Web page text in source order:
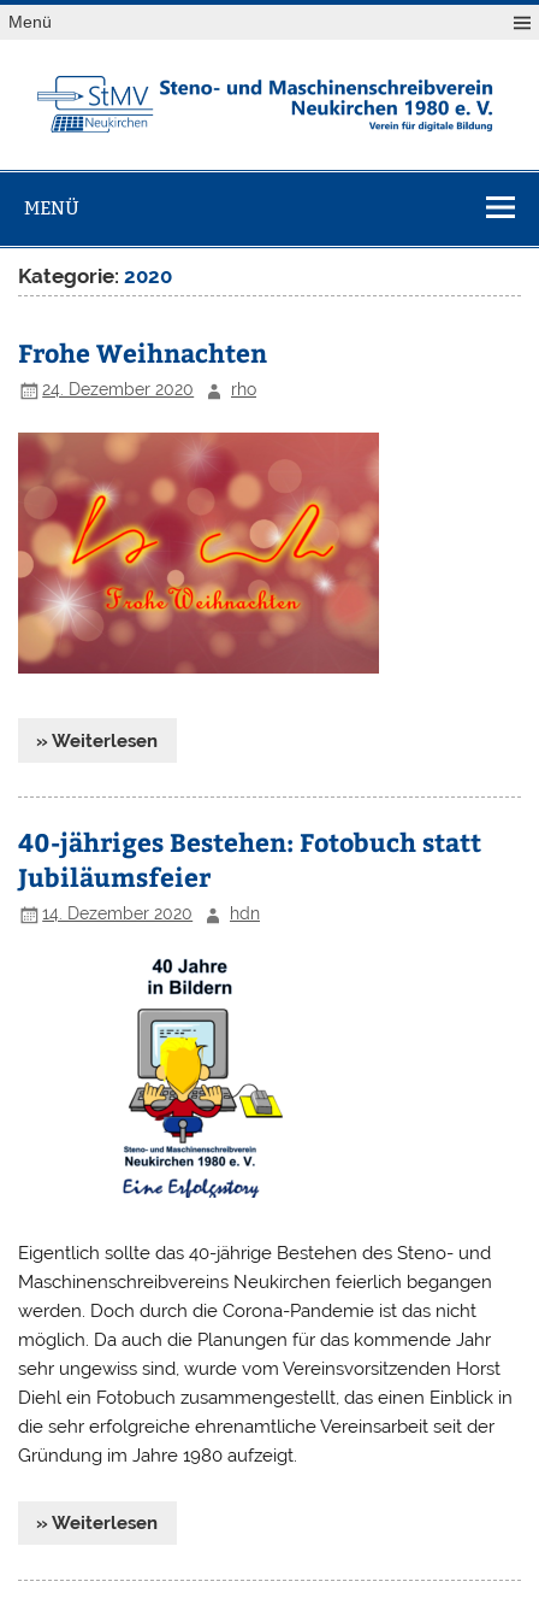
Skip
toMenü
Neukirchen
1980 e. V.
MENÜ
Kategorie:2020
Frohe Weihnachten
24. Dezember 2020 rho
» Weiterlesen
40-jähriges Bestehen: Fotobuch statt
Jubiläumsfeier
14. Dezember 2020 hdn
Eigentlich sollte das 40-jährige Bestehen des Steno- und
Maschinenschreibvereins Neukirchen feierlich begangen
werden. Doch durch die Corona-Pandemie ist das nicht
möglich. Da auch die Planungen für das kommende Jahr
sehr ungewiss sind, wurde vom Vereinsvorsitzenden Horst
Diehl ein Fotobuch zusammengestellt, das einen Einblick in
die sehr erfolgreiche ehrenamtliche Vereinsarbeit seit der
Gründung im Jahre 1980 aufzeigt.
» Weiterlesen